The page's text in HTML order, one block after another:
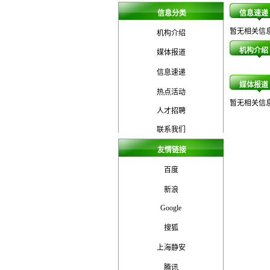
信息分类
机构介绍
媒体报道
信息速递
热点活动
人才招聘
联系我们
友情链接
百度
新浪
Google
搜狐
上海静安
腾讯
信息速递
暂无相关信
机构介绍
媒体报道
暂无相关信